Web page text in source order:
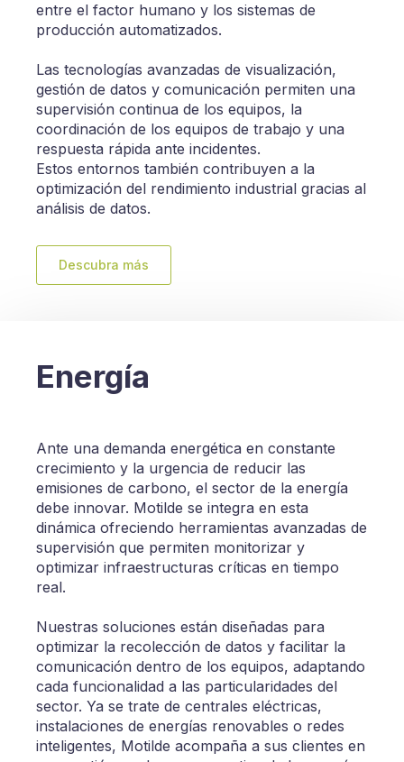
entre el factor humano y los sistemas de
producción automatizados.
Las tecnologías avanzadas de visualización,
gestión de datos y comunicación permiten una
supervisión continua de los equipos, la
coordinación de los equipos de trabajo y una
respuesta rápida ante incidentes.
Estos entornos también contribuyen a la
optimización del rendimiento industrial gracias al
análisis de datos.
Descubra más
Energía
Ante una demanda energética en constante
crecimiento y la urgencia de reducir las
emisiones de carbono, el sector de la energía
debe innovar. Motilde se integra en esta
dinámica ofreciendo herramientas avanzadas de
supervisión que permiten monitorizar y
optimizar infraestructuras críticas en tiempo
real.
Nuestras soluciones están diseñadas para
optimizar la recolección de datos y facilitar la
comunicación dentro de los equipos, adaptando
cada funcionalidad a las particularidades del
sector. Ya se trate de centrales eléctricas,
instalaciones de energías renovables o redes
inteligentes, Motilde acompaña a sus clientes en